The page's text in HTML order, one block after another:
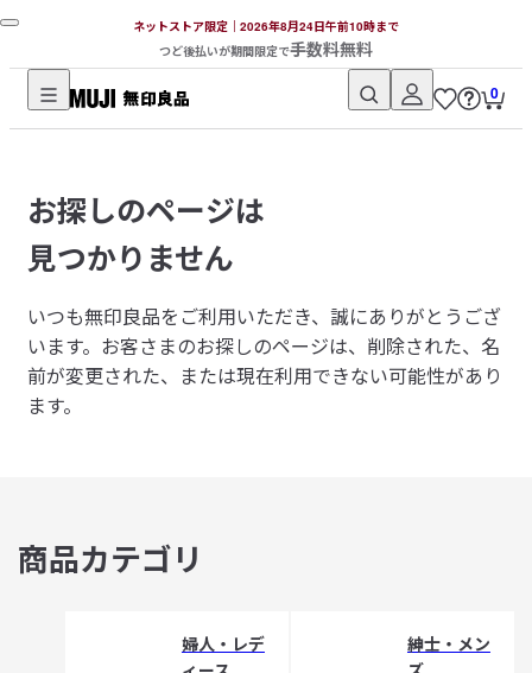
ネットストア限定｜2026年8月24日午前10時まで
つど後払いが期間限定で手数料無料
無
品
ネ
ッ
ト
ス
ト
ア
0
お探しのページは
見つかりません
いつも無印良品をご利用いただき、誠にありがとうござ
います。 お客さまのお探しのページは、削除された、名
前が変更された、または現在利用できない可能性があり
ます。
商品カテゴリ
婦人・レデ
紳士・メン